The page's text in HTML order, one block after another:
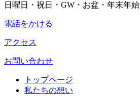
日曜日・祝日・GW・お盆・年末年始
電話をかける
アクセス
お問い合わせ
トップページ
私たちの想い